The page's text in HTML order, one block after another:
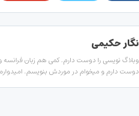
نگار حکیمی
وبلاگ نویسی را دوست دارم. کمی هم زبان فرانسه
دوست دارم و میخوام در موردش بنویسم.